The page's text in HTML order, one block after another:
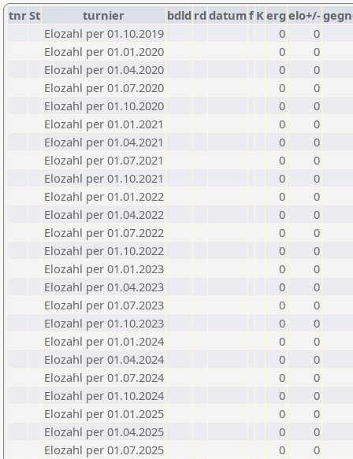
tnrSt turnier bdld rd datumf Kerg elo+/-
Elozahl per 01.10.2019
0
0
Elozahl per 01.01.2020
0
0
Elozahl per 01.04.2020
0
0
Elozahl per 01.07.2020
0
0
Elozahl per 01.10.2020
0
0
Elozahl per 01.01.2021
0
0
Elozahl per 01.04.2021
0
0
Elozahl per 01.07.2021
0
0
Elozahl per 01.10.2021
0
0
Elozahl per 01.01.2022
0
0
Elozahl per 01.04.2022
0
0
Elozahl per 01.07.2022
0
0
Elozahl per 01.10.2022
0
0
Elozahl per 01.01.2023
0
0
Elozahl per 01.04.2023
0
0
Elozahl per 01.07.2023
0
0
Elozahl per 01.10.2023
0
0
Elozahl per 01.01.2024
0
0
Elozahl per 01.04.2024
0
0
Elozahl per 01.07.2024
0
0
Elozahl per 01.10.2024
0
0
Elozahl per 01.01.2025
0
0
Elozahl per 01.04.2025
0
0
Elozahl per 01.07.2025
0
0